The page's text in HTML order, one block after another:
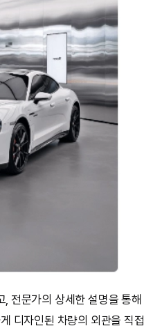
전문가의 상세한 설명을 통해
디자인된 차량의 외관을 직접